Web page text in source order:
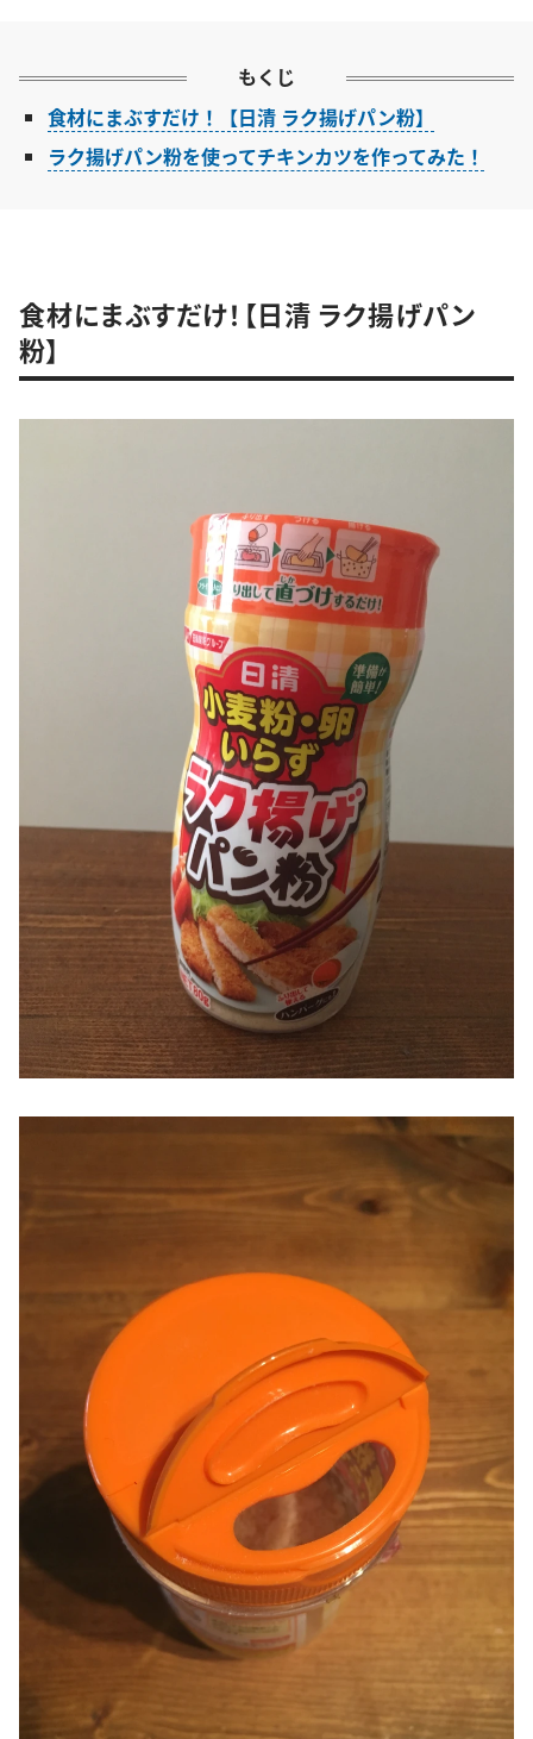
もくじ
食材にまぶすだけ！【日清 ラク揚げパン粉】
ラク揚げパン粉を使ってチキンカツを作ってみた！
食材にまぶすだけ！【日清 ラク揚げパン
粉】